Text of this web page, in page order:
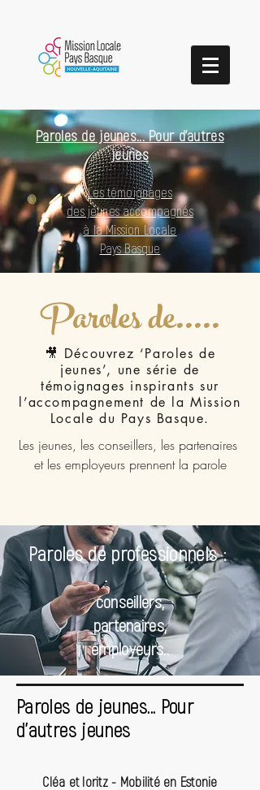
Paroles de jeunes... Pour d'autres
jeunes
Les témoignages
des jeunes accompagnés
à la Mission Locale
Pays Basque
Paroles de.....
🎥 Découvrez ‘Paroles de
jeunes’, une série de
témoignages inspirants sur
l’accompagnement de la Mission
Locale du Pays Basque.
Les jeunes, les conseillers, les partenaires
et les employeurs prennent la parole
Paroles de professionnels :
conseillers,
partenaires,
employeurs..
Paroles de jeunes... Pour
d'autres jeunes
Cléa et Ioritz - Mobilité en Estonie